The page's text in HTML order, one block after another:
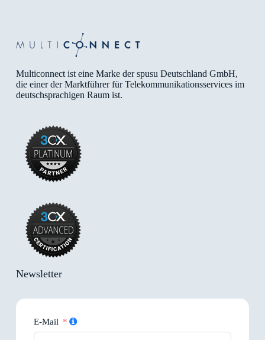
Multiconnect ist eine Marke der spusu Deutschland GmbH,
die einer der Marktführer für Telekommunikationsservices im
deutschsprachigen Raum ist.
Newsletter
E-Mail